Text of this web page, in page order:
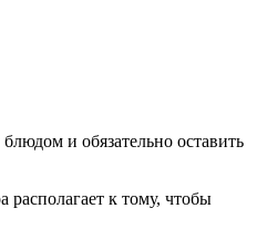
и обязательно оставить
располагает к тому, чтобы